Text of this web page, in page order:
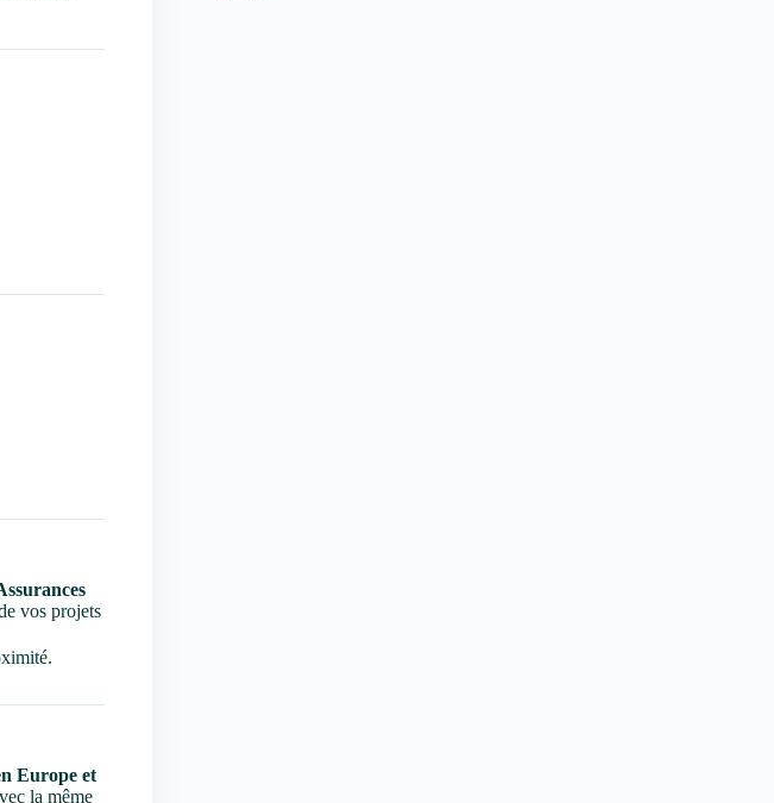
vos projets
Europe et
la même